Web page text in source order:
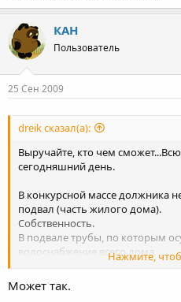
КАН
Пользователь
25 Сен 2009
dreik сказал(а):
Выручайте, кто чем
сегодняшний день.
В конкурсной массе должника
подвал (часть жилого дома).
Собственность.
В подвале трубы, по которым
водоснабжение всего дома
и запорная арматура (краны-
порядке (СОЮ) требует
Нажмите,
Может так.